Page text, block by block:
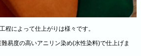
程によって仕上がりは様々です。
易度の高いアニリン染め(水性染料)で仕上げま